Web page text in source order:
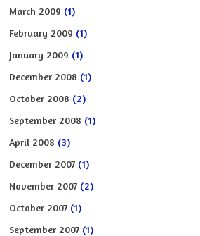
March 2009 (1)
February 2009 (1)
January 2009 (1)
December 2008 (1)
October 2008 (2)
September 2008 (1)
April 2008 (3)
December 2007 (1)
November 2007 (2)
October 2007 (1)
September 2007 (1)